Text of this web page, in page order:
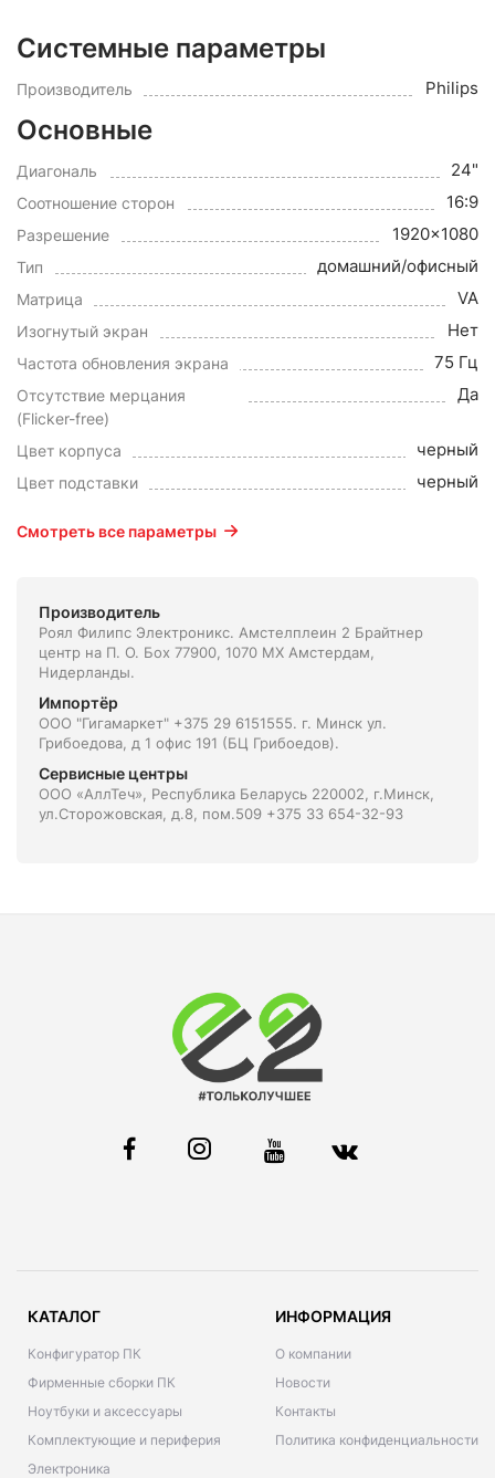
Системные параметры
Производитель Philips
Основные
Диагональ 24"
Соотношение сторон 16:9
Разрешение 1920x1080
Тип домашний/офисный
Матрица VA
Изогнутый экран Нет
Частота обновления экрана 75 Гц
Отсутствие мерцания
(Flicker-free)
Да
Цвет корпуса черный
Цвет подставки черный
Смотреть все параметры
Производитель
Роял Филипс Электроникс. Амстелплеин 2 Брайтнер
центр на П. О. Боx 77900, 1070 МХ Амстердам,
Нидерланды.
Импортёр
ООО "Гигамаркет" +375 29 6151555. г. Минск ул.
Грибоедова, д 1 офис 191 (БЦ Грибоедов).
Сервисные центры
ООО «АллТеч», Республика Беларусь 220002, г.Минск,
ул.Сторожовская, д.8, пом.509 +375 33 654-32-93
КАТАЛОГ
Конфигуратор ПК
Фирменные сборки ПК
Ноутбуки и аксессуары
Комплектующие и периферия
Электроника
ИНФОРМАЦИЯ
О компании
Новости
Контакты
Политика конфиденциальности